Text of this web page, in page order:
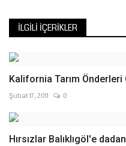
İLGILI İÇERIKLER
Kalifornia Tarım Önderleri
Şubat 17, 2011 0
Hırsızlar Balıklıgöl'e